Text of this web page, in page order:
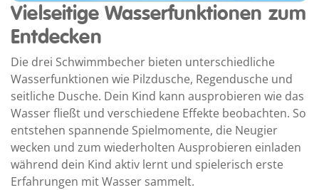
Vielseitige Wasserfunktionen zum
Entdecken
Die drei Schwimmbecher bieten unterschiedliche
Wasserfunktionen wie Pilzdusche, Regendusche und
seitliche Dusche. Dein Kind kann ausprobieren wie das
Wasser fließt und verschiedene Effekte beobachten. So
entstehen spannende Spielmomente, die Neugier
wecken und zum wiederholten Ausprobieren einladen
während dein Kind aktiv lernt und spielerisch erste
Erfahrungen mit Wasser sammelt.